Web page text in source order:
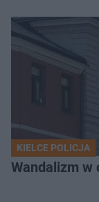
KIELCE POLICJA
Wandalizm w